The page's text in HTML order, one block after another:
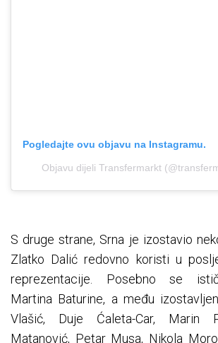
Pogledajte ovu objavu na Instagramu.
Objavu dijeli Transfermarkt
S druge strane, Srna je izostavio
Zlatko Dalić redovno koristi u
reprezentacije. Posebno se
Martina Baturine, a među
Vlašić, Duje Ćaleta-Car, Marin
Matanović, Petar Musa, Nikola